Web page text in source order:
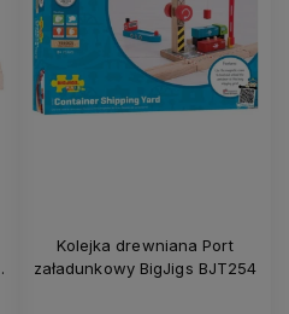
Kolejka drewniana Port
załadunkowy BigJigs BJT254